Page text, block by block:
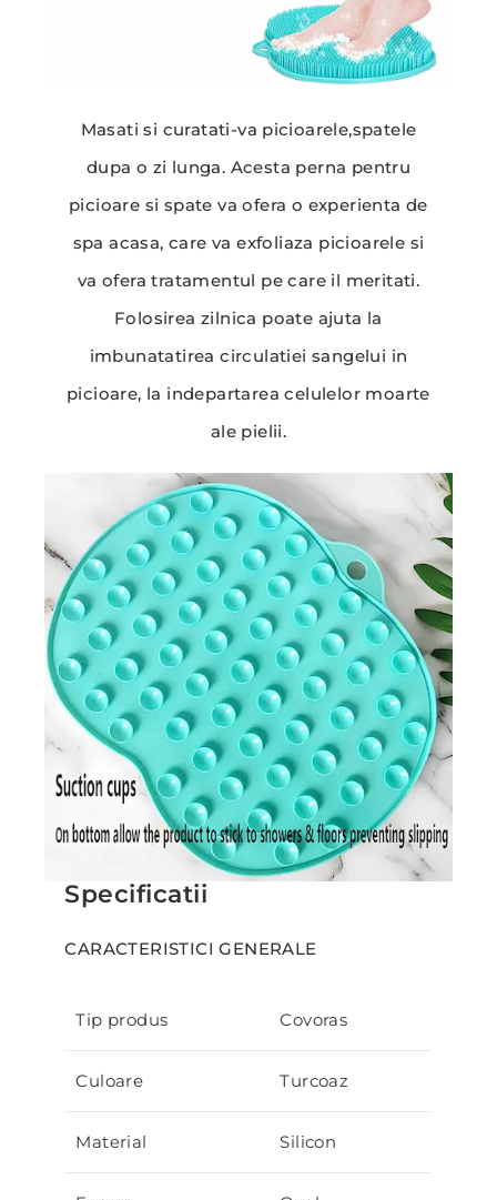
Masati si curatati-va picioarele,spatele
dupa o zi lunga. Acesta perna pentru
picioare si spate va ofera o experienta de
spa acasa, care va exfoliaza picioarele si
va ofera tratamentul pe care il meritati.
Folosirea zilnica poate ajuta la
imbunatatirea circulatiei sangelui in
picioare, la indepartarea celulelor moarte
ale pielii.
Specificatii
CARACTERISTICI GENERALE
Tip produs Covoras
Culoare Turcoaz
Material Silicon